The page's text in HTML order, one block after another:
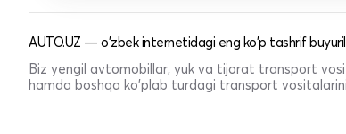
AUTO.UZ — o'zbek internetidagi eng ko'p tashrif
Biz yengil avtomobillar, yuk va tijorat transport
hamda boshqa ko'plab turdagi transport